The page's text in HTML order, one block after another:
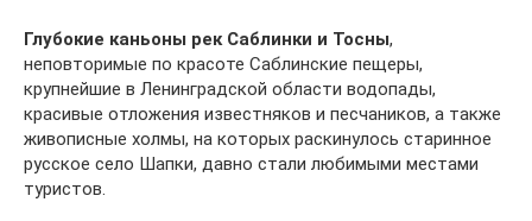
Глубокие каньоны рек Саблинки и Тосны,
неповторимые по красоте Саблинские пещеры,
крупнейшие в Ленинградской области водопады,
красивые отложения известняков и песчаников, а также
живописные холмы, на которых раскинулось старинное
русское село Шапки, давно стали любимыми местами
туристов.